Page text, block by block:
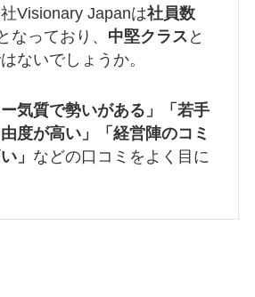
Visionary Japanは社員数
なっており、 中堅クラス と
ないでしょうか。
ー気質で勢いがある」「若手
度が高い」「経営陣のコミ
」 などの口コミをよく目に